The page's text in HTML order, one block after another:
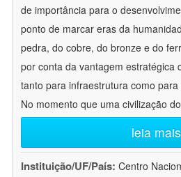
de importância para o
ponto de marcar eras da
pedra, do cobre, do bronze e do
por conta da vantagem estratégica
tanto para infraestrutura como
No momento que uma civilização
leia mais
Instituição/UF/País: Centro